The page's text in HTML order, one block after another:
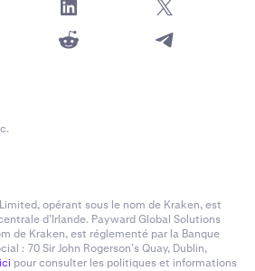
opérant sous le nom de Kraken, est
d’Irlande. Payward Global Solutions
de Kraken, est réglementé par la Banque
: 70 Sir John Rogerson’s Quay, Dublin,
ici pour consulter les politiques et informations